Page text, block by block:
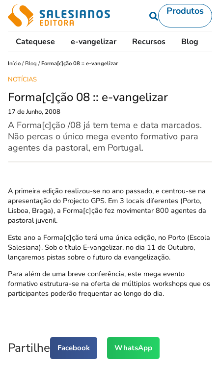
Produtos
Catequese e-vangelizar Recursos Blog
Início / Blog /Forma[c]ção 08 :: e-vangelizar
NOTÍCIAS
Forma[c]ção 08 :: e-vangelizar
17 de Junho, 2008
A Forma[c]ção /08 já tem tema e data marcados.
Não percas o único mega evento formativo para
agentes da pastoral, em Portugal.
A primeira edição realizou-se no ano passado, e centrou-se na
apresentação do Projecto GPS. Em 3 locais diferentes (Porto,
Lisboa, Braga), a Forma[c]ção fez movimentar 800 agentes da
pastoral juvenil.
Este ano a Forma[c]ção terá uma única edição, no Porto (Escola
Salesiana). Sob o título E-vangelizar, no dia 11 de Outubro,
lançaremos pistas sobre o futuro da evangelização.
Para além de uma breve conferência, este mega evento
formativo estrutura-se na oferta de múltiplos workshops que os
participantes poderão frequentar ao longo do dia.
Partilhe Facebook WhatsApp